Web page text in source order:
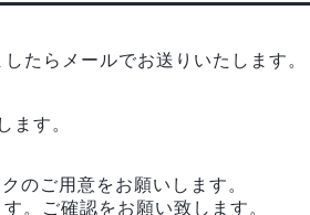
たらメールでお送りいたします。
ます。
のご用意をお願いします。
。ご確認をお願い致します。